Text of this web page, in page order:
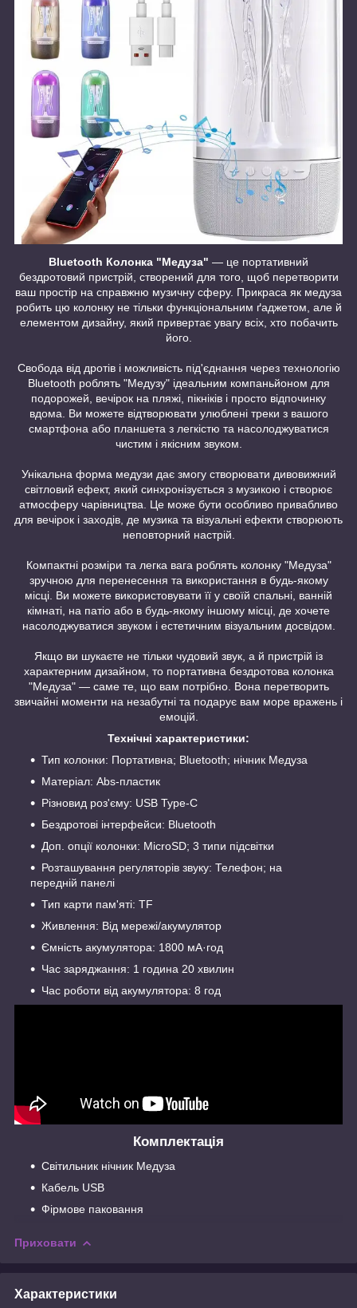
Bluetooth Колонка "Медуза" — це портативний
бездротовий пристрій, створений для того, щоб перетворити
ваш простір на справжню музичну сферу. Прикраса як медуза
робить цю колонку не тільки функціональним ґаджетом, але й
елементом дизайну, який привертає увагу всіх, хто побачить
його.
Свобода від дротів і можливість під'єднання через технологію
Bluetooth роблять "Медузу" ідеальним компаньйоном для
подорожей, вечірок на пляжі, пікніків і просто відпочинку
вдома. Ви можете відтворювати улюблені треки з вашого
смартфона або планшета з легкістю та насолоджуватися
чистим і якісним звуком.
Унікальна форма медузи дає змогу створювати дивовижний
світловий ефект, який синхронізується з музикою і створює
атмосферу чарівництва. Це може бути особливо привабливо
для вечірок і заходів, де музика та візуальні ефекти створюють
неповторний настрій.
Компактні розміри та легка вага роблять колонку "Медуза"
зручною для перенесення та використання в будь-якому
місці. Ви можете використовувати її у своїй спальні, ванній
кімнаті, на патіо або в будь-якому іншому місці, де хочете
насолоджуватися звуком і естетичним візуальним досвідом.
Якщо ви шукаєте не тільки чудовий звук, а й пристрій із
характерним дизайном, то портативна бездротова колонка
"Медуза" — саме те, що вам потрібно. Вона перетворить
звичайні моменти на незабутні та подарує вам море вражень і
емоцій.
Технічні характеристики:
Тип колонки: Портативна; Bluetooth; нічник Медуза
Матеріал: Abs-пластик
Різновид роз'єму: USB Type-C
Бездротові інтерфейси: Bluetooth
Доп. опції колонки: MicroSD; 3 типи підсвітки
Розташування регуляторів звуку: Телефон; на
передній панелі
Тип карти пам'яті: TF
Живлення: Від мережі/акумулятор
Ємність акумулятора: 1800 мА·год
Час заряджання: 1 година 20 хвилин
Час роботи від акумулятора: 8 год
Комплектація
Світильник нічник Медуза
Кабель USB
Фірмове паковання
Приховати
Характеристики